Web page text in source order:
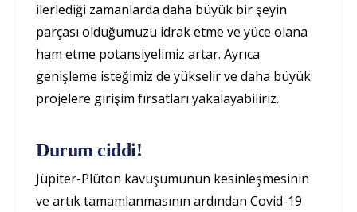
ilerlediği zamanlarda daha büyük bir şeyin
parçası olduğumuzu idrak etme ve yüce olana
ham etme potansiyelimiz artar. Ayrıca
genişleme isteğimiz de yükselir ve daha büyük
projelere girişim fırsatları yakalayabiliriz.
Durum ciddi!
Jüpiter-Plüton kavuşumunun kesinleşmesinin
ve artık tamamlanmasının ardından Covid-19